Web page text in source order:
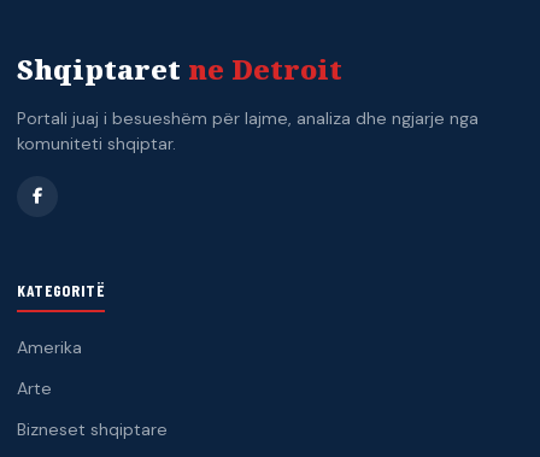
Shqiptaret ne Detroit
Portali juaj i besueshëm për lajme, analiza dhe ngjarje nga
komuniteti shqiptar.
KATEGORITË
Amerika
Arte
Bizneset shqiptare